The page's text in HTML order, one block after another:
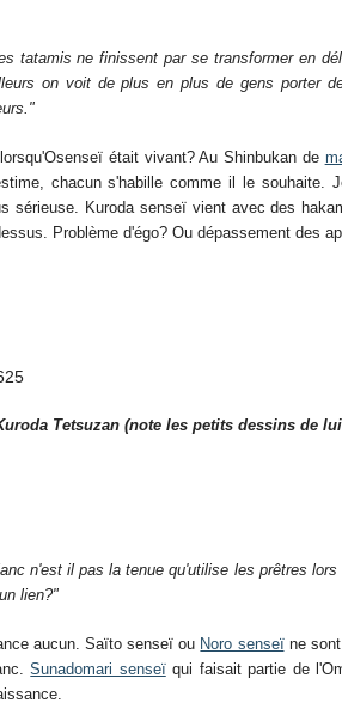
tatamis ne finissent par se transformer en
on voit de plus en plus de gens porter
était vivant? Au Shinbukan de
chacun s'habille comme il le souhaite.
sérieuse. Kuroda senseï vient avec des
Problème d'égo? Ou dépassement des
Tetsuzan (note les petits dessins de
n'est il pas la tenue qu'utilise les prêtres
lien?"
aucun. Saïto senseï ou Noro senseïne sont
Sunadomari senseïqui faisait partie de